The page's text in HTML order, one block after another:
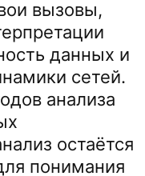
вызовы,
данных и
сетей.
анализа
остаётся
понимания